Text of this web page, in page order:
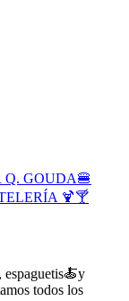
Q. GOUDA🍔
🍹🍸
espaguetis🍝y
todos los